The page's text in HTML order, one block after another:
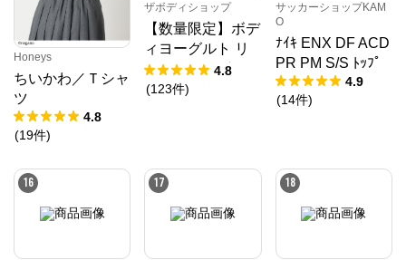
Honeys
ちいかわ／Ｔシャ
ツ
4.8
(19件)
ザボディショップ
【数量限定】ボデ
ィヨーグルト リ
フレッシング PF
4.8
(123件)
サッカーショップKAM
O
ﾅｲｷ ENX DF ACD
PR PM S/S ﾄｯﾌﾟ
4.9
(14件)
16 17 18